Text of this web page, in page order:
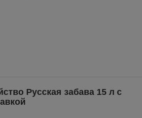
Русская забава 15 л с